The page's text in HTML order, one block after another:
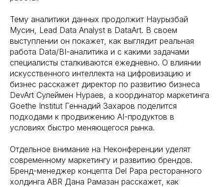
Тему аналитики данных продолжит Наурызбай
Мусин, Lead Data Analyst в DataArt. В своем
выступлении он покажет, как выглядит реальная
работа Data/BI-аналитика и с какими задачами
специалисты сталкиваются ежедневно. О влиянии
искусственного интеллекта на цифровизацию и
бизнес расскажет директор по развитию бизнеса
DevArt Сулеймен Нураев, а координатор маркетинга
Goethe Institut Геннадий Захаров поделится
подходами к продвижению AI-продуктов в
условиях быстро меняющегося рынка.
Отдельное внимание на Неконференции уделят
современному маркетингу и развитию брендов.
Бренд-менеджер концепта Del Papa ресторанного
холдинга ABR Дана Рамазан расскажет, как